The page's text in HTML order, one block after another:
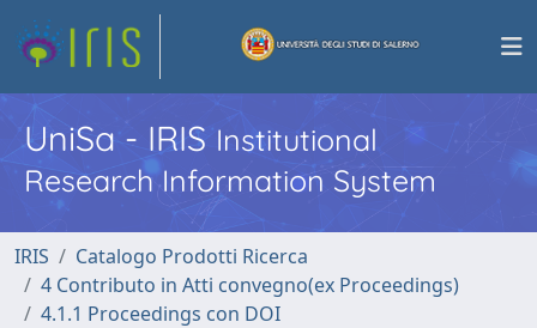
UniSa - IRISInstitutional
Research Information System
IRIS
Catalogo Prodotti Ricerca
4 Contributo in Atti convegno(ex Proceedings)
4.1.1 Proceedings con DOI